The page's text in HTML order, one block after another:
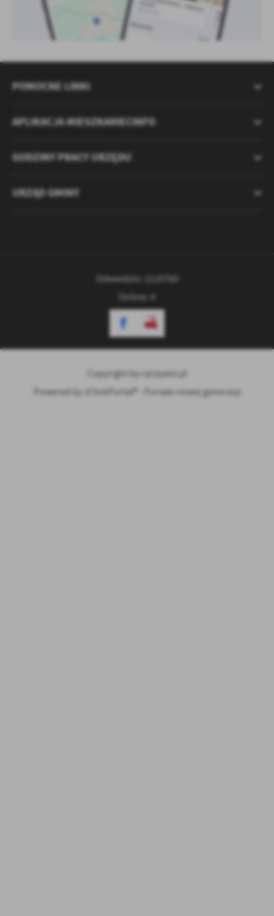
POMOCNE LINKI
APLIKACJA MIESZKANIECINFO
GODZINY PRACY URZĘDU
URZĄD GMINY
Odwiedzin: 2120760
Online: 4
Copyright by ryczywol.pl
Powered by
2ClickPortal® - Portale nowej generacji